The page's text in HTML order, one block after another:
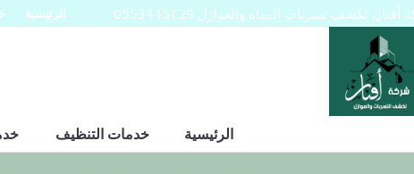
الرئيسية لكشف تسربات المياه والعوازل 0553445129
الرئيسية خدمات التنظيف